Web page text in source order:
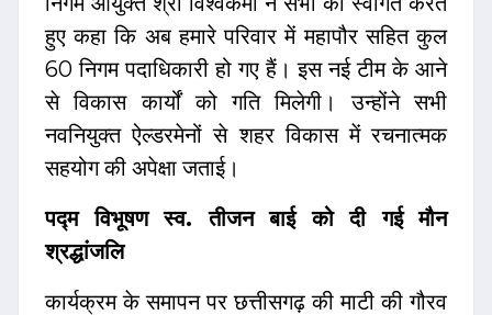
हुए कहा कि अब हमारे परिवार में महापौर सहित कुल
60 निगम पदाधिकारी हो गए हैं। इस नई टीम के आने
से विकास कार्यों को गति मिलेगी। उन्होंने सभी
नवनियुक्त ऐल्डरमेनों से शहर विकास में रचनात्मक
सहयोग की अपेक्षा जताई।
पद्म विभूषण स्व. तीजन बाई को दी गई मौन
श्रद्धांजलि
कार्यक्रम के समापन पर छत्तीसगढ़ की माटी की गौरव